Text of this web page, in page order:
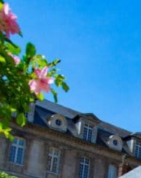
VIVRE À BERNAY